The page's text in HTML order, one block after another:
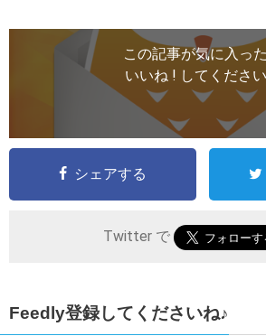
この記事が気に入っ
いいね ! してくださ
シェアする
Twitter で
Feedly登録してくださいね♪